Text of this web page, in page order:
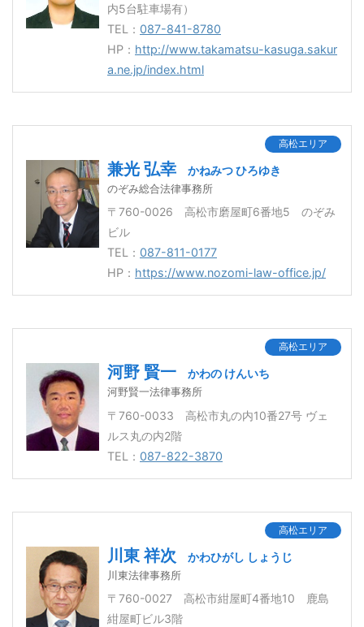
内5台駐車場有）
TEL： 087-841-8780
HP： http://www.takamatsu-kasuga.sakur
a.ne.jp/index.html
高松エリア
兼光 弘幸 かねみつ ひろゆき
のぞみ総合法律事務所
〒760-0026 高松市磨屋町6番地5 のぞみ
ビル
TEL： 087-811-0177
HP： https://www.nozomi-law-office.jp/
高松エリア
河野 賢一 かわの けんいち
河野賢一法律事務所
〒760-0033 高松市丸の内10番27号 ヴェ
ルス丸の内2階
TEL： 087-822-3870
高松エリア
川東 祥次 かわひがし しょうじ
川東法律事務所
〒760-0027 高松市紺屋町4番地10 鹿島
紺屋町ビル3階